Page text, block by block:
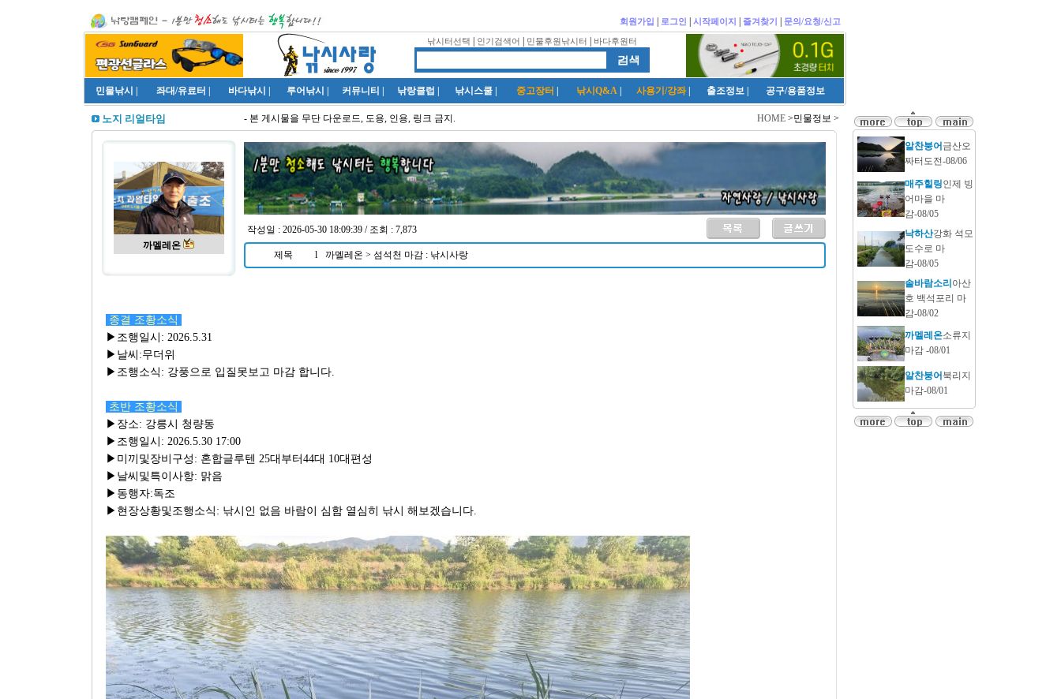
회원가입 로그인 시작페이지 즐겨찾기 문의/요청/신고
낚시터선택 인기검색어 민물후원낚시터 바다후원터
민물낚시 좌대/유료터 바다낚시 루어낚시 커뮤니티 낚랑클럽 낚시스쿨 중고장터 낚시Q&A 사용기/강좌 출조정보 공구/용품정보
노지 리얼타임 - 본 게시물을 무단 다운로드, 도용, 인용, 링크 금지. HOME>민물정보 >
까멜레온
작성일 : 2026-05-30 18:09:39 / 조회 : 7,873
제목 l 까멜레온 > 섬석천 마감 : 낚시사랑
종결 조황소식
▶조행일시: 2026.5.31
▶날씨:무더위
▶조행소식: 강풍으로 입질못보고 마감 합니다.
초반 조황소식
▶장소: 강릉시 청량동
▶조행일시: 2026.5.30 17:00
▶미끼및장비구성: 혼합글루텐 25대부터44대 10대편성
▶날씨및특이사항: 맑음
▶동행자:독조
▶현장상황및조행소식: 낚시인 없음 바람이 심함 열심히 낚시 해보겠습니다.
알찬붕어 금산오
짜터도전-08/06
매주힐링인제 빙
어마을 마
감-08/05
낙하산강화 석모
도수로 마
감-08/05
솔바람소리 아산
호 백석포리 마
감-08/02
까멜레온소류지
마감 -08/01
알찬붕어 북리지
마감-08/01